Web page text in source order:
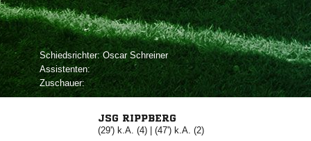
Schiedsrichter: 
Assistenten:
Zuschauer:
JSG RIPPBERG
(29') k.A. (4) | (47') k.A. (2)